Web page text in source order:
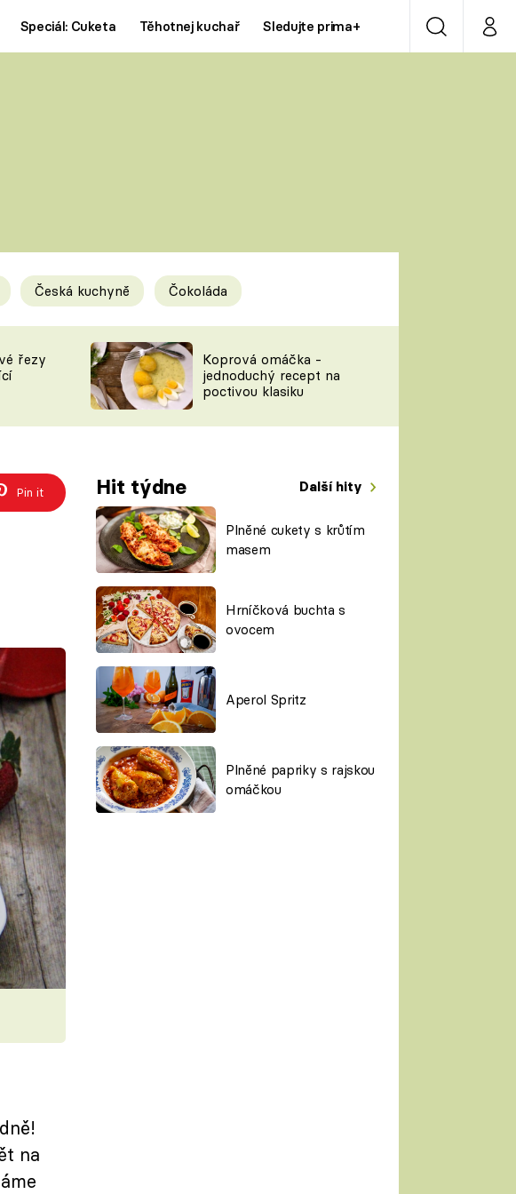
Speciál: Cuketa Těhotnej kuchař Sledujte prima+ VyhledáváníMůj
Novinky
ŠÉFREDAKTORKY
ČASOPIS
Prima LAJK
Sledujte nás
Česká kuchyně Čokoláda
řezy
Koprová omáčka -
jednoduchý recept na
poctivou klasiku
Pin it Hit týdne Další hity
Plněné cukety s krůtím
masem
Hrníčková buchta s
ovocem
Aperol Spritz
Plněné papriky s rajskou
omáčkou
na